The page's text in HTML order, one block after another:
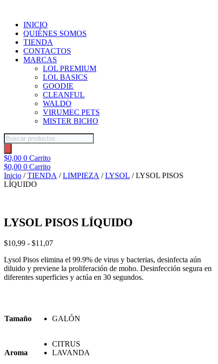
contenidoINICIO
QUIÉNES SOMOS
TIENDA
CONTACTOS
MARCAS
LOL PREMIUM
LOL BASICS
GOODIE
CLEANFUL
WALDO
VIRUMEC PETS
MISTER BICHO
Búsqueda
de
productos
$0,00 0 Carrito
$0,00 0 Carrito
Inicio /TIENDA /LIMPIEZA /LYSOL / LYSOL PISOS
LÍQUIDO
LYSOL PISOS LÍQUIDO
$10,99 - $11,07Rango
precios:
desde
$10,99
Lysol Pisos elimina el 99.9% de virus y bacterias, desinfecta aún
diluido y previene la proliferación de moho. Desinfección segura en
diferentes superficies y actúa en 30 segundos.
Tamaño GALÓN
Aroma
CITRUS
LAVANDA